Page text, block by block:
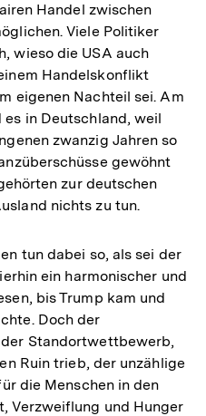
Handel zwischen
Viele Politiker
wieso die USA auch
Handelskonflikt
eigenen Nachteil sei. Am
in Deutschland, weil
zwanzig Jahren so
gewöhnt
zur deutschen
nichts zu tun.
tun dabei so, als sei der
ein harmonischer und
bis Trump kam und
Doch der
Standortwettbewerb,
Ruin trieb, der unzählige
die Menschen in den
Verzweiflung und Hunger